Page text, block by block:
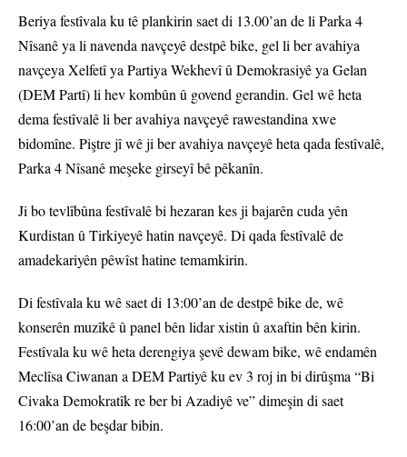
Beriya festîvala ku tê plankirin saet di 13.00’an de li Parka 4
Nîsanê ya li navenda navçeyê destpê bike, gel li ber avahiya
navçeya Xelfetî ya Partiya Wekhevî û Demokrasiyê ya Gelan
(DEM Partî) li hev kombûn û govend gerandin. Gel wê heta
dema festîvalê li ber avahiya navçeyê rawestandina xwe
bidomîne. Piştre jî wê ji ber avahiya navçeyê heta qada festîvalê,
Parka 4 Nîsanê meşeke girseyî bê pêkanîn.
Ji bo tevlîbûna festîvalê bi hezaran kes ji bajarên cuda yên
Kurdistan û Tirkiyeyê hatin navçeyê. Di qada festîvalê de
amadekariyên pêwîst hatine temamkirin.
Di festîvala ku wê saet di 13:00’an de destpê bike de, wê
konserên muzîkê û panel bên lidar xistin û axaftin bên kirin.
Festîvala ku wê heta derengiya şevê dewam bike, wê endamên
Meclîsa Ciwanan a DEM Partiyê ku ev 3 roj in bi dirûşma “Bi
Civaka Demokratîk re ber bi Azadiyê ve” dimeşin di saet
16:00’an de beşdar bibin.